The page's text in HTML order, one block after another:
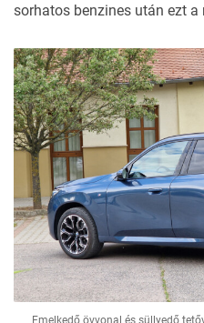
sorhatos benzines után ezt a
Emelkedő övvonal és süllyedő